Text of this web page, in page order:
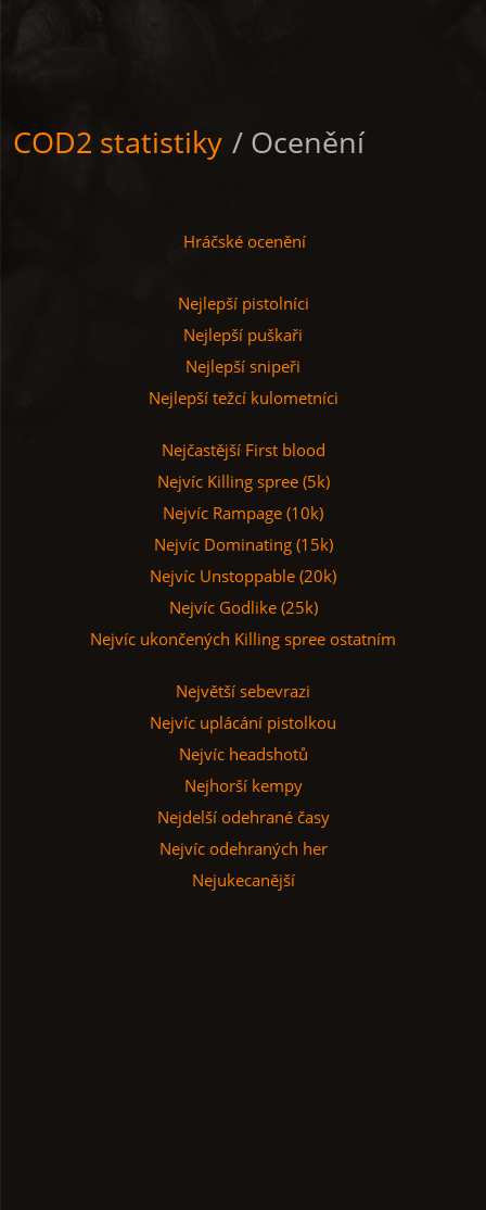
COD2 statistiky / Ocenění
Hráčské ocenění
Nejlepší pistolníci
Nejlepší puškaři
Nejlepší snipeři
Nejlepší težcí kulometníci
Nejčastější First blood
Nejvíc Killing spree (5k)
Nejvíc Rampage (10k)
Nejvíc Dominating (15k)
Nejvíc Unstoppable (20k)
Nejvíc Godlike (25k)
Nejvíc ukončených Killing spree ostatním
Největší sebevrazi
Nejvíc uplácání pistolkou
Nejvíc headshotů
Nejhorší kempy
Nejdelší odehrané časy
Nejvíc odehraných her
Nejukecanější